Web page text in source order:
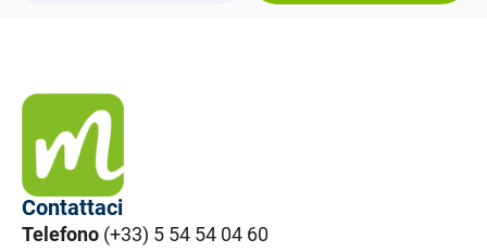
Contattaci
Telefono (+33) 5 54 54 04 60